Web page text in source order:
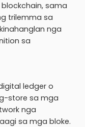
sama
trilemma sa
nga
sa
ledger o
store sa mga
nga
sa mga bloke.